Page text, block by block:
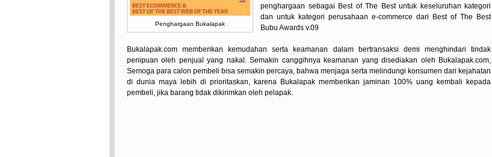
Penghargaan Bukalapak
penghargaan sebagai Best of The Best untuk keseluruhan kategori
dan untuk kategori perusahaan e-commerce dari Best of The Best
Bubu Awards v.09
Bukalapak.com memberikan kemudahan serta keamanan dalam bertransaksi demi menghindari tindak
penipuan oleh penjual yang nakal. Semakin canggihnya keamanan yang disediakan oleh Bukalapak.com,
Semoga para calon pembeli bisa semakin percaya, bahwa menjaga serta melindungi konsumen dari kejahatan
di dunia maya lebih di prioritaskan, karena Bukalapak memberikan jaminan 100% uang kembali kepada
pembeli, jika barang tidak dikirimkan oleh pelapak.